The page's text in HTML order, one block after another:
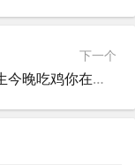
下一个
绝地求生今晚吃鸡你在我安-绝地求生今晚吃鸡你在我安攻略与体验分享